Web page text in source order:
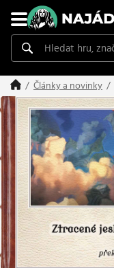
Články a novinky